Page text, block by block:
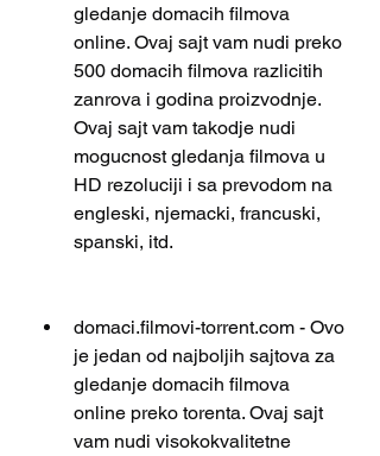
gledanje domacih filmova
online. Ovaj sajt vam nudi preko
500 domacih filmova razlicitih
zanrova i godina proizvodnje.
Ovaj sajt vam takodje nudi
mogucnost gledanja filmova u
HD rezoluciji i sa prevodom na
engleski, njemacki, francuski,
spanski, itd.
domaci.filmovi-torrent.com - Ovo
je jedan od najboljih sajtova za
gledanje domacih filmova
online preko torenta. Ovaj sajt
vam nudi visokokvalitetne